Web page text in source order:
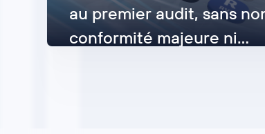
au premier audit, sans
conformité majeure ni